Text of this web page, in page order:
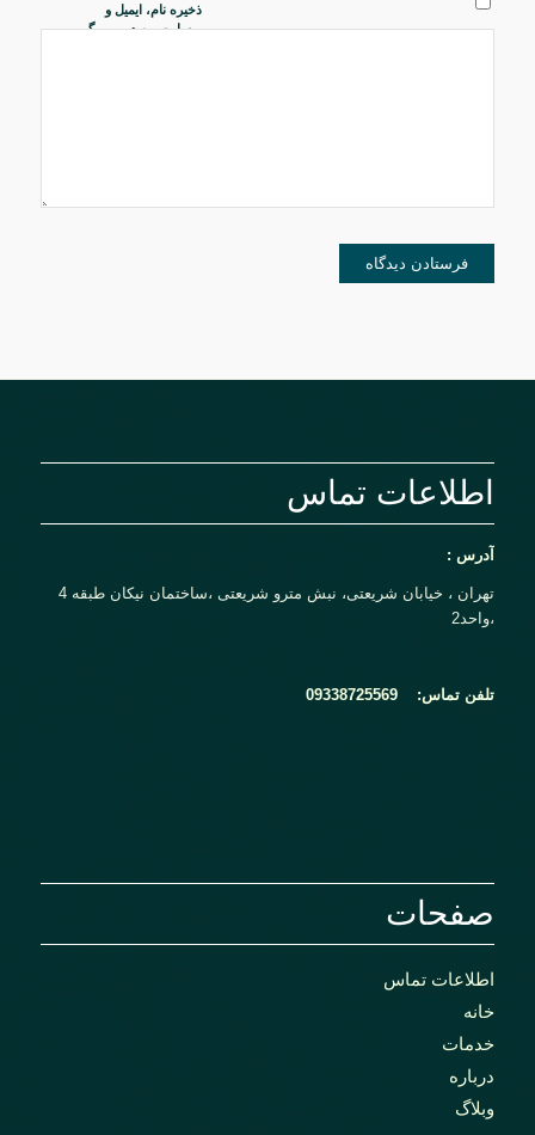
ذخیره نام، ایمیل و
وبسایت من در مرورگر
اطلاعات تماس
آدرس :
تهران ، خیابان شریعتی، نبش مترو شریعتی ،ساختمان نیکان طبقه 4
،واحد2
تلفن تماس: 09338725569
صفحات
اطلاعات تماس
خانه
خدمات
درباره
وبلاگ